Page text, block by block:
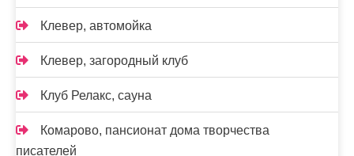
Клевер, автомойка
Клевер, загородный клуб
Клуб Релакс, сауна
Комарово, пансионат дома творчества
писателей